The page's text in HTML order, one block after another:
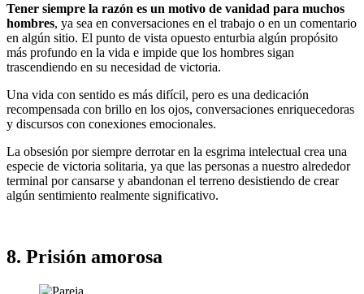
Tener siempre la razón es un motivo de vanidad para muchos
hombres, ya sea en conversaciones en el trabajo o en un comentario
en algún sitio. El punto de vista opuesto enturbia algún propósito
más profundo en la vida e impide que los hombres sigan
trascendiendo en su necesidad de victoria.
Una vida con sentido es más difícil, pero es una dedicación
recompensada con brillo en los ojos, conversaciones enriquecedoras
y discursos con conexiones emocionales.
La obsesión por siempre derrotar en la esgrima intelectual crea una
especie de victoria solitaria, ya que las personas a nuestro alrededor
terminal por cansarse y abandonan el terreno desistiendo de crear
algún sentimiento realmente significativo.
8. Prisión amorosa